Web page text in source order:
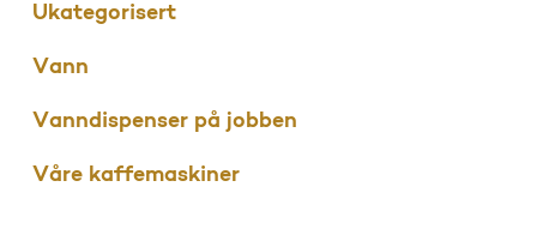
Ukategorisert
Vann
Vanndispenser på jobben
Våre kaffemaskiner